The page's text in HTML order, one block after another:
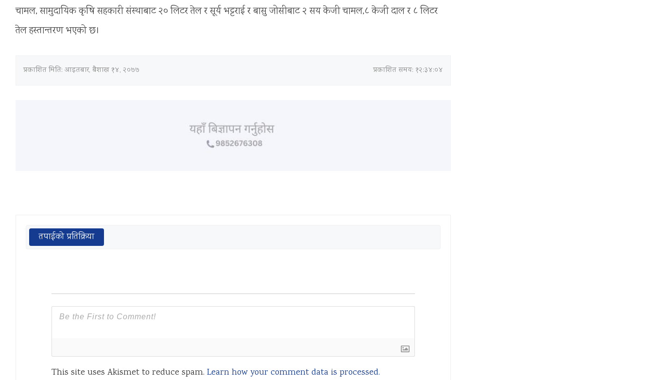
चामल, सामुदायिक कृषि सहकारी संस्थाबाट २० लिटर तेल र सूर्य भट्टराई र बासु जोसीबाट २ सय केजी चामल,८ केजी दाल र ८ लिटर
तेल हस्तान्तरण भएको छ।
प्रकाशित मिति: आइतबार, बैशाख १४, २०७७ प्रकाशित समय: १२:३४:०४
तपाईको प्रतिक्रिया
This site uses Akismet to reduce spam. Learn how your comment data is processed.